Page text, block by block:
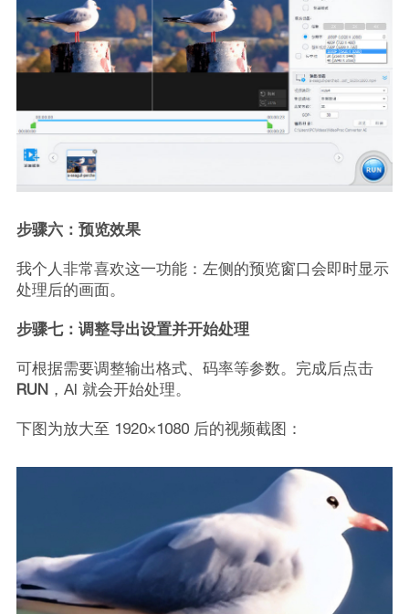
步骤六：预览效果
我个人非常喜欢这一功能：左侧的预览窗口会即时显示
处理后的画面。
步骤七：调整导出设置并开始处理
可根据需要调整输出格式、码率等参数。完成后点击
RUN，AI 就会开始处理。
下图为放大至 1920×1080 后的视频截图：